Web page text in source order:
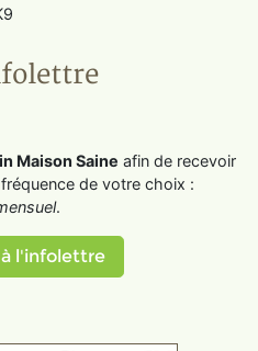
Maison Saine afin de recevoir
de votre choix :
.
à l'infolettre